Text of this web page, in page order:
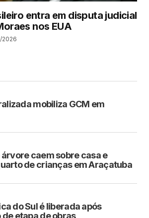
entra em disputa judicial
nos EUA
2026
mobiliza GCM em
árvore caem sobre casa e
de crianças em Araçatuba
do Sul é liberada após
etapa de obras